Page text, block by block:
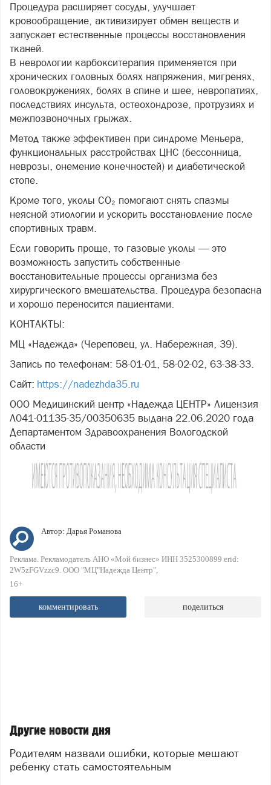
Процедура расширяет сосуды, улучшает
кровообращение, активизирует обмен веществ и
запускает естественные процессы восстановления
тканей.
В неврологии карбокситерапия применяется при
хронических головных болях напряжения, мигренях,
головокружениях, болях в спине и шее, невропатиях,
последствиях инсульта, остеохондрозе, протрузиях и
межпозвоночных грыжах.
Метод также эффективен при синдроме Меньера,
функциональных расстройствах ЦНС (бессонница,
неврозы, онемение конечностей) и диабетической
стопе.
Кроме того, уколы CO₂ помогают снять спазмы
неясной этиологии и ускорить восстановление после
спортивных травм.
Если говорить проще, то газовые уколы — это
возможность запустить собственные
восстановительные процессы организма без
хирургического вмешательства. Процедура безопасна
и хорошо переносится пациентами.
КОНТАКТЫ:
МЦ «Надежда» (Череповец, ул. Набережная, 39).
Запись по телефонам: 58-01-01, 58-02-02, 63-38-33.
Сайт: https://nadezhda35.ru
ООО Медицинский центр «Надежда ЦЕНТР» Лицензия
Л041-01135-35/00350635 выдана 22.06.2020 года
Департаментом Здравоохранения Вологодской
области
Автор: Дарья Романова
Реклама. Рекламодатель АНО «Мой бизнес» ИНН 3525300899 erid:
2W5zFGVzzc9. ООО "МЦ"Надежда Центр"
16+
комментировать поделиться
Другие новости дня
Родителям назвали ошибки, которые мешают
ребенку стать самостоятельным